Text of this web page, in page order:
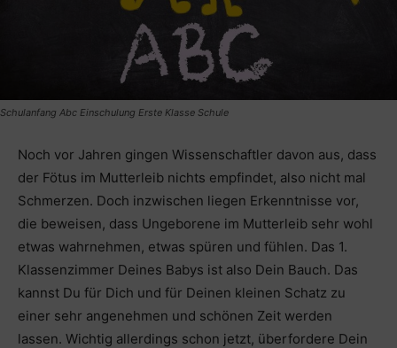
Schulanfang Abc Einschulung Erste Klasse Schule
Noch vor Jahren gingen Wissenschaftler davon aus, dass
der Fötus im Mutterleib nichts empfindet, also nicht mal
Schmerzen. Doch inzwischen liegen Erkenntnisse vor,
die beweisen, dass Ungeborene im Mutterleib sehr wohl
etwas wahrnehmen, etwas spüren und fühlen. Das 1.
Klassenzimmer Deines Babys ist also Dein Bauch. Das
kannst Du für Dich und für Deinen kleinen Schatz zu
einer sehr angenehmen und schönen Zeit werden
lassen. Wichtig allerdings schon jetzt, überfordere Dein